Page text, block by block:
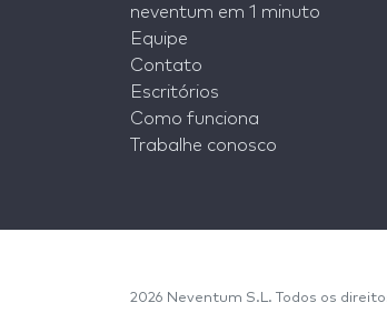
neventum em 1 minuto
Equipe
Contato
Escritórios
Como funciona
Trabalhe conosco
2026 Neventum S.L. Todos os